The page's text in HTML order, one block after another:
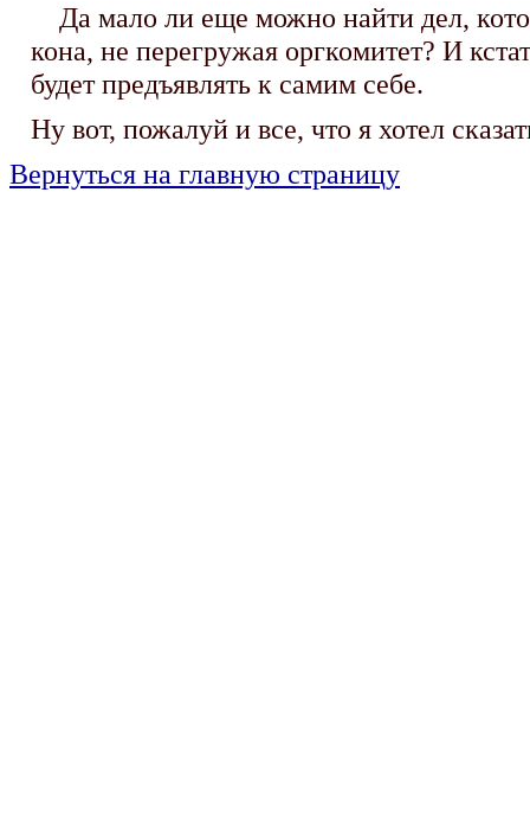
Да мало ли еще можно найти дел,
кона, не перегружая оргкомитет? И
будет предъявлять к самим себе.
Ну вот, пожалуй и все, что я хотел
Вернуться на главную страницу